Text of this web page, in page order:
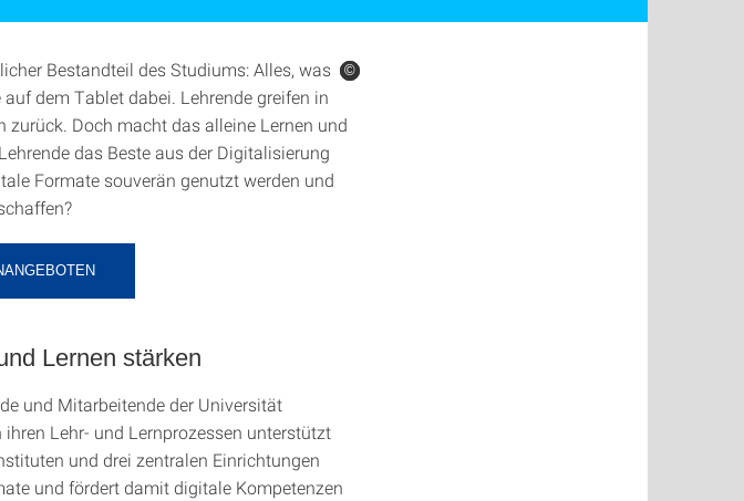
Bestandteil des Studiums: Alles, was
dem Tablet dabei. Lehrende greifen in
Doch macht das alleine Lernen und
das Beste aus der Digitalisierung
Formate souverän genutzt werden und
Lernen stärken
und Mitarbeitende der Universität
Lehr- und Lernprozessen unterstützt
und drei zentralen Einrichtungen
und fördert damit digitale Kompetenzen
©
©
©